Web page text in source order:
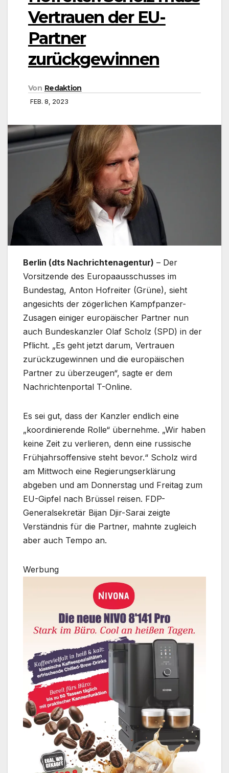
Vertrauen der EU-
Partner
zurückgewinnen
Von Redaktion
FEB. 8, 2023
Berlin (dts Nachrichtenagentur) – Der
Vorsitzende des Europaausschusses im
Bundestag, Anton Hofreiter (Grüne), sieht
angesichts der zögerlichen Kampfpanzer-
Zusagen einiger europäischer Partner nun
auch Bundeskanzler Olaf Scholz (SPD) in der
Pflicht. „Es geht jetzt darum, Vertrauen
zurückzugewinnen und die europäischen
Partner zu überzeugen“, sagte er dem
Nachrichtenportal T-Online.
Es sei gut, dass der Kanzler endlich eine
„koordinierende Rolle“ übernehme. „Wir haben
keine Zeit zu verlieren, denn eine russische
Frühjahrsoffensive steht bevor.“ Scholz wird
am Mittwoch eine Regierungserklärung
abgeben und am Donnerstag und Freitag zum
EU-Gipfel nach Brüssel reisen. FDP-
Generalsekretär Bijan Djir-Sarai zeigte
Verständnis für die Partner, mahnte zugleich
aber auch Tempo an.
Werbung